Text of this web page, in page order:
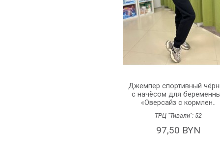
Джемпер спортивный
с начёсом для
«Оверсайз с кормлен..
ТРЦ "Тивали": 52
97,50 BYN